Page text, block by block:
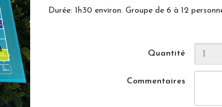
Durée: 1h30 environ. Groupe de 6 à 12
Quantité
Commentaires